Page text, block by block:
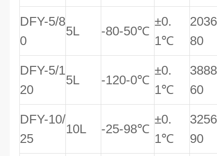
DFY-5/8
0
5L -80-50℃
±0.
1℃
80
DFY-5/1
20
5L -120-0℃
±0.
1℃
60
DFY-10/
25
10L -25-98℃
±0.
1℃
90